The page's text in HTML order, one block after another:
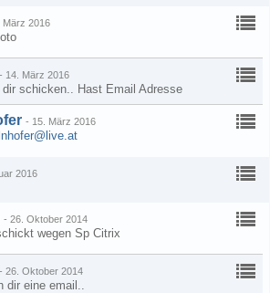
März 2016
- 14. März 2016
dir schicken.. Hast Email Adresse
- 15. März 2016
2016
- 26. Oktober 2014
wegen Sp Citrix
- 26. Oktober 2014
dir eine email..